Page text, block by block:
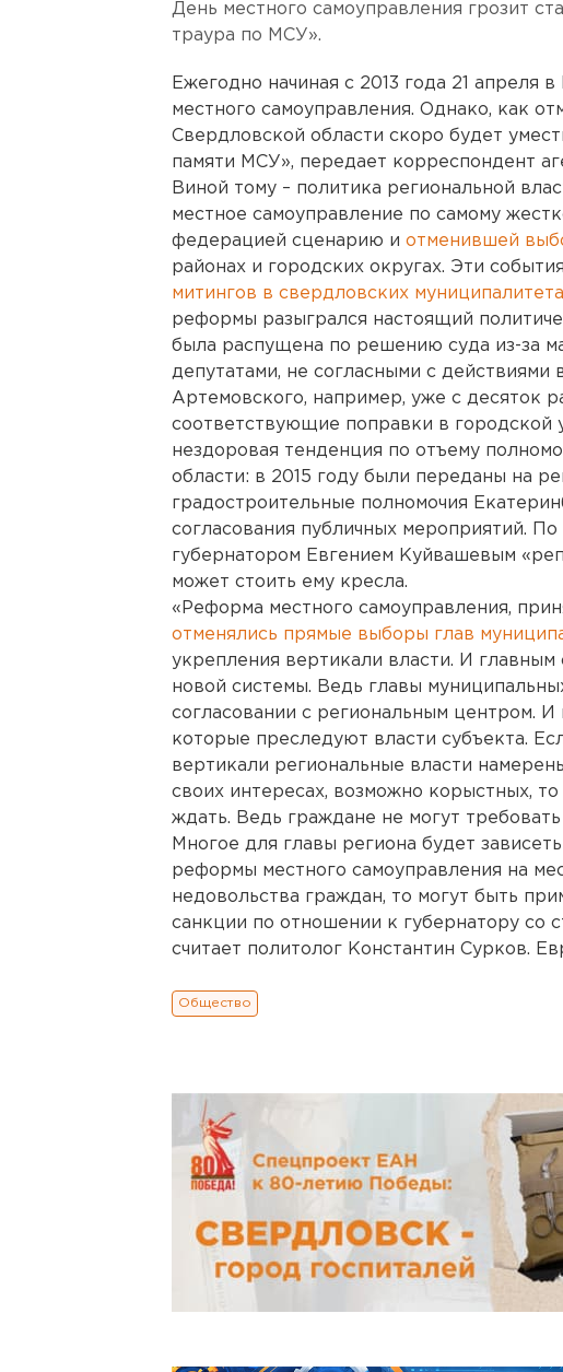
День местного самоуправления грозит
траура по МСУ».
Ежегодно начиная с 2013 года 21 апреля
местного самоуправления. Однако, как
Свердловской области скоро будет
памяти МСУ», передает корреспондент
Виной тому – политика региональной
местное самоуправление по самому
федерацией сценарию и отменившей
районах и городских округах. Эти
митингов в свердловских
реформы разыгрался настоящий
была распущена по решению суда из-за
депутатами, не согласными с действиями
Артемовского, например, уже с десяток
соответствующие поправки в городской
нездоровая тенденция по отъему
области: в 2015 году были переданы на
градостроительные полномочия
согласования публичных мероприятий.
губернатором Евгением Куйвашевым
может стоить ему кресла.
«Реформа местного самоуправления,
отменялись прямые выборы глав
укрепления вертикали власти. И
новой системы. Ведь главы
согласовании с региональным центром. И
которые преследуют власти субъекта.
вертикали региональные власти
своих интересах, возможно корыстных, то
ждать. Ведь граждане не могут
Многое для главы региона будет
реформы местного самоуправления на
недовольства граждан, то могут быть
санкции по отношении к губернатору со
считает политолог Константин Сурков.
Общество